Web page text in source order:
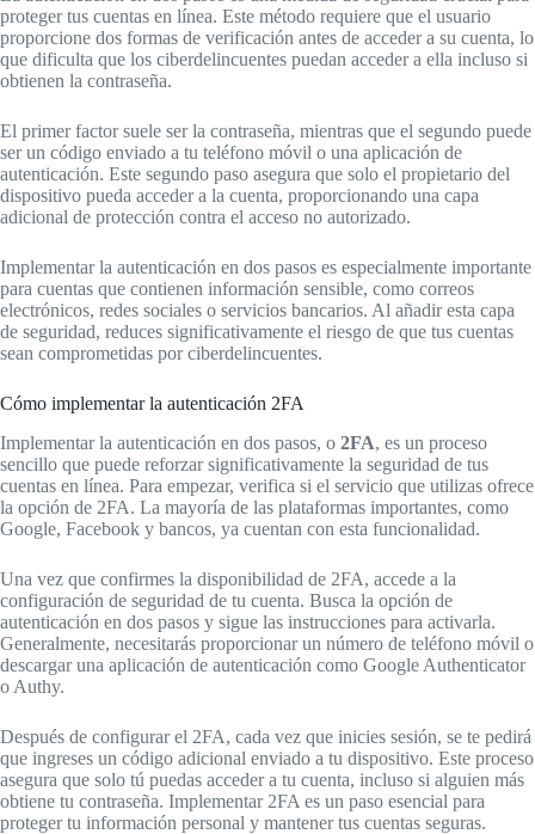
proteger tus cuentas en línea. Este método requiere que el usuario
proporcione dos formas de verificación antes de acceder a su cuenta, lo
que dificulta que los ciberdelincuentes puedan acceder a ella incluso si
obtienen la contraseña.
El primer factor suele ser la contraseña, mientras que el segundo puede
ser un código enviado a tu teléfono móvil o una aplicación de
autenticación. Este segundo paso asegura que solo el propietario del
dispositivo pueda acceder a la cuenta, proporcionando una capa
adicional de protección contra el acceso no autorizado.
Implementar la autenticación en dos pasos es especialmente importante
para cuentas que contienen información sensible, como correos
electrónicos, redes sociales o servicios bancarios. Al añadir esta capa
de seguridad, reduces significativamente el riesgo de que tus cuentas
sean comprometidas por ciberdelincuentes.
Cómo implementar la autenticación 2FA
Implementar la autenticación en dos pasos, o 2FA, es un proceso
sencillo que puede reforzar significativamente la seguridad de tus
cuentas en línea. Para empezar, verifica si el servicio que utilizas ofrece
la opción de 2FA. La mayoría de las plataformas importantes, como
Google, Facebook y bancos, ya cuentan con esta funcionalidad.
Una vez que confirmes la disponibilidad de 2FA, accede a la
configuración de seguridad de tu cuenta. Busca la opción de
autenticación en dos pasos y sigue las instrucciones para activarla.
Generalmente, necesitarás proporcionar un número de teléfono móvil o
descargar una aplicación de autenticación como Google Authenticator
o Authy.
Después de configurar el 2FA, cada vez que inicies sesión, se te pedirá
que ingreses un código adicional enviado a tu dispositivo. Este proceso
asegura que solo tú puedas acceder a tu cuenta, incluso si alguien más
obtiene tu contraseña. Implementar 2FA es un paso esencial para
proteger tu información personal y mantener tus cuentas seguras.